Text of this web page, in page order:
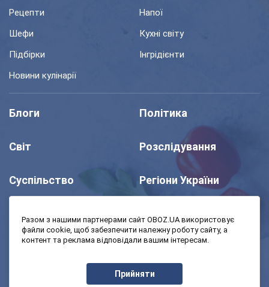
Рецепти
Напої
Шефи
Кухні світу
Підбірки
Інгрідієнти
Новини кулінарії
Блоги Політика
Світ Розслідування
Суспільство Регіони України
Шоу Спорт
Моя школа
Економіка
Разом з нашими партнерами сайт OBOZ.UA використовує
файли cookie, щоб забезпечити належну роботу сайту, а
контент та реклама відповідали вашим інтересам.
Прийняти